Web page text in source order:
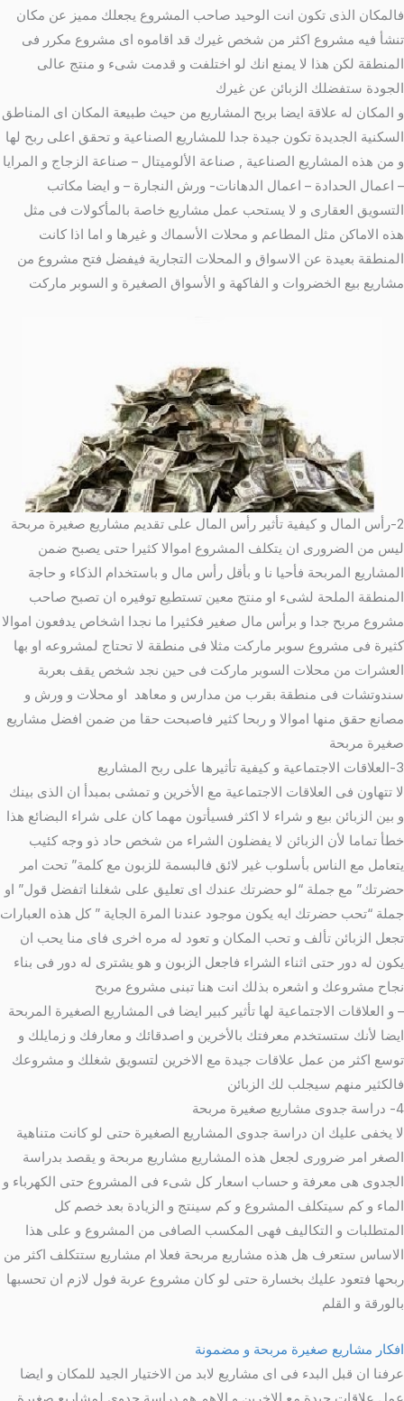
فالمكان الذى تكون انت الوحيد صاحب المشروع يجعلك مميز عن مكان
تنشأ فيه مشروع اكثر من شخص غيرك قد اقاموه اى مشروع مكرر فى
المنطقة لكن هذا لا يمنع انك لو اختلفت و قدمت شىء و منتج عالى
الجودة ستفضلك الزبائن عن غيرك
و المكان له علاقة ايضا بربح المشاريع من حيث طبيعة المكان اى المناطق
السكنية الجديدة تكون جيدة جدا للمشاريع الصناعية و تحقق اعلى ربح لها
و من هذه المشاريع الصناعية , صناعة الألوميتال – صناعة الزجاج و المرايا
– اعمال الحدادة – اعمال الدهانات- ورش النجارة – و ايضا مكاتب
التسويق العقارى و لا يستحب عمل مشاريع خاصة بالمأكولات فى مثل
هذه الاماكن مثل المطاعم و محلات الأسماك و غيرها و اما اذا كانت
المنطقة بعيدة عن الاسواق و المحلات التجارية فيفضل فتح مشروع من
مشاريع بيع الخضروات و الفاكهة و الأسواق الصغيرة و السوبر ماركت
2-رأس المال و كيفية تأثير رأس المال على تقديم مشاريع صغيرة مربحة
ليس من الضرورى ان يتكلف المشروع اموالا كثيرا حتى يصبح ضمن
المشاريع المربحة فأحيا نا و بأقل رأس مال و باستخدام الذكاء و حاجة
المنطقة الملحة لشىء او منتج معين تستطيع توفيره ان تصبح صاحب
مشروع مربح جدا و برأس مال صغير فكثيرا ما نجدا اشخاص يدفعون اموالا
كثيرة فى مشروع سوبر ماركت مثلا فى منطقة لا تحتاج لمشروعه او بها
العشرات من محلات السوبر ماركت فى حين نجد شخص يقف بعربة
سندوتشات فى منطقة بقرب من مدارس و معاهد او محلات و ورش و
مصانع حقق منها اموالا و ربحا كثير فاصبحت حقا من ضمن افضل مشاريع
صغيرة مربحة
3-العلاقات الاجتماعية و كيفية تأثيرها على ربح المشاريع
لا تتهاون فى العلاقات الاجتماعية مع الأخرين و تمشى بمبدأ ان الذى بينك
و بين الزبائن بيع و شراء لا اكثر فسيأتون مهما كان على شراء البضائع هذا
خطأ تماما لأن الزبائن لا يفضلون الشراء من شخص حاد ذو وجه كئيب
يتعامل مع الناس بأسلوب غير لائق فالبسمة للزبون مع كلمة” تحت امر
حضرتك” مع جملة “لو حضرتك عندك اى تعليق على شغلنا اتفضل قول” او
جملة “تحب حضرتك ايه يكون موجود عندنا المرة الجاية ” كل هذه العبارات
تجعل الزبائن تألف و تحب المكان و تعود له مره اخرى فاى منا يحب ان
يكون له دور حتى اثناء الشراء فاجعل الزبون و هو يشترى له دور فى بناء
نجاح مشروعك و اشعره بذلك انت هنا تبنى مشروع مربح
– و العلاقات الاجتماعية لها تأثير كبير ايضا فى المشاريع الصغيرة المربحة
ايضا لأنك ستستخدم معرفتك بالأخرين و اصدقائك و معارفك و زمايلك و
توسع اكثر من عمل علاقات جيدة مع الاخرين لتسويق شغلك و مشروعك
فالكثير منهم سيجلب لك الزبائن
4- دراسة جدوى مشاريع صغيرة مربحة
لا يخفى عليك ان دراسة جدوى المشاريع الصغيرة حتى لو كانت متناهية
الصغر امر ضرورى لجعل هذه المشاريع مشاريع مربحة و يقصد بدراسة
الجدوى هى معرفة و حساب اسعار كل شىء فى المشروع حتى الكهرباء و
الماء و كم سيتكلف المشروع و كم سينتج و الزيادة بعد خصم كل
المتطلبات و التكاليف فهى المكسب الصافى من المشروع و على هذا
الاساس ستعرف هل هذه مشاريع مربحة فعلا ام مشاريع ستتكلف اكثر من
ربحها فتعود عليك بخسارة حتى لو كان مشروع عربة فول لازم ان تحسبها
بالورقة و القلم
افكار مشاريع صغيرة مربحة و مضمونة
عرفنا ان قبل البدء فى اى مشاريع لابد من الاختيار الجيد للمكان و ايضا